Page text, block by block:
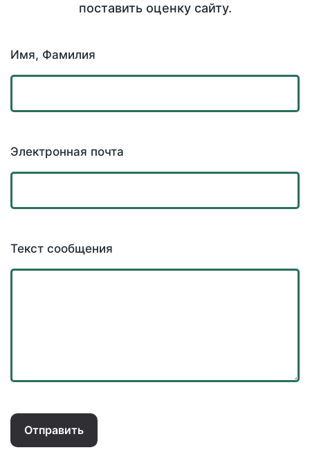
поставить оценку сайту.
Имя, Фамилия
Электронная почта
Текст сообщения
Отправить